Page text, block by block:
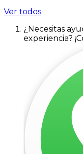
Ver todos
¿Necesitas
experiencia?